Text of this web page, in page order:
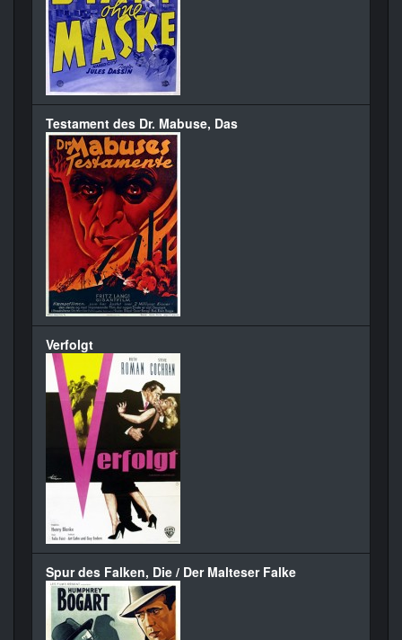
Testament des Dr. Mabuse, Das
Verfolgt
Spur des Falken, Die / Der Malteser Falke